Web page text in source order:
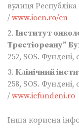
вулиця
/ www.iocn.ro/en
2. Інститут
Трестіореану”
252, SOS.
3. Клінічний
258, SOS. Фундені,
/ www.icfundeni.ro
Інша корисна